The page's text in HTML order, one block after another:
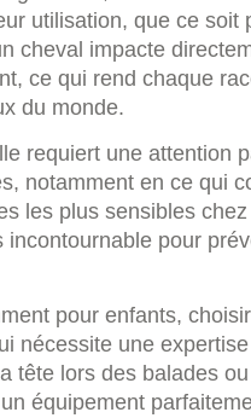
utilisation, que ce soit
cheval impacte
ce qui rend chaque
du monde.
requiert une attention
notamment en ce qui
les plus sensibles
pour
pour enfants,
nécessite une
tête lors des balades
équipement